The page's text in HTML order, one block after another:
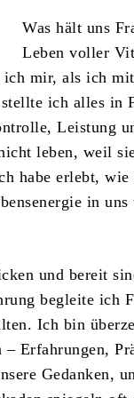
Was hält uns
Leben voller
mir, als ich
ich alles in
Leistung
leben, weil
habe erlebt,
in uns
und bereit
begleite ich
Ich bin
Erfahrungen,
Gedanken,